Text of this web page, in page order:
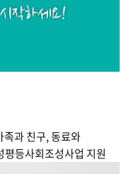
족과 친구, 동료와
등사회조성사업 지원